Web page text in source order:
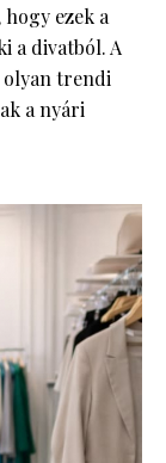
ezek a
a divatból. A
olyan trendi
a nyári